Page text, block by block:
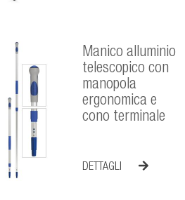
Manico alluminio
telescopico con
manopola
ergonomica e
cono terminale
DETTAGLI